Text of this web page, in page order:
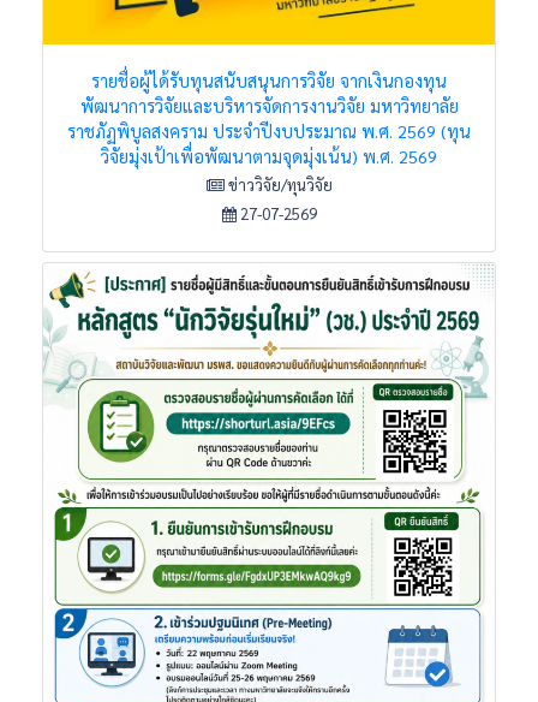
รายชื่อผู้ได้รับทุนสนับสนุนการวิจัย จากเงินกองทุน
พัฒนาการวิจัยและบริหารจัดการงานวิจัย มหาวิทยาลัย
ราชภัฏพิบูลสงคราม ประจำปีงบประมาณ พ.ศ. 2569 (ทุน
วิจัยมุ่งเป้าเพื่อพัฒนาตามจุดมุ่งเน้น) พ.ศ. 2569
ข่าววิจัย/ทุนวิจัย
27-07-2569